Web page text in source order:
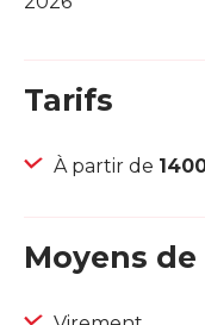
Tarifs
À partir de
Moyens